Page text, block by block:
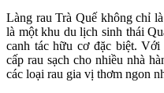
Làng rau Trà Quế không chỉ
là một khu du lịch sinh thái
canh tác hữu cơ đặc biệt.
cấp rau sạch cho nhiều nhà
các loại rau gia vị thơm ngon